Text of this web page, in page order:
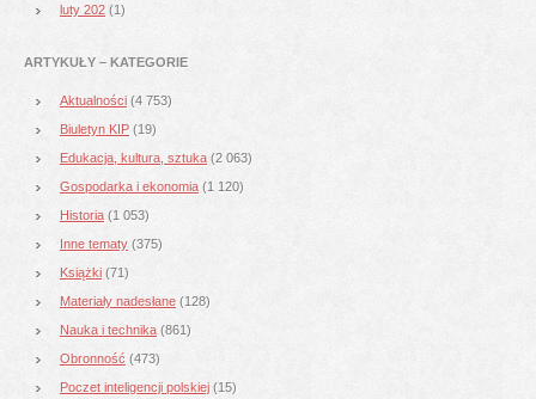
luty 202 (1)
ARTYKUŁY – KATEGORIE
Aktualności (4 753)
Biuletyn KIP (19)
Edukacja, kultura, sztuka (2 063)
Gospodarka i ekonomia (1 120)
Historia (1 053)
Inne tematy (375)
Książki (71)
Materiały nadesłane (128)
Nauka i technika (861)
Obronność (473)
Poczet inteligencji polskiej (15)